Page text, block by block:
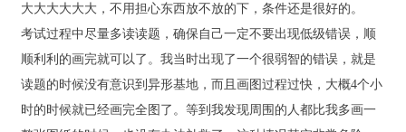
大大大大大大，不用担心东西放不放的下，条件还是很好的。
考试过程中尽量多读读题，确保自己一定不要出现低级错误，顺
顺利利的画完就可以了。我当时出现了一个很弱智的错误，就是
读题的时候没有意识到异形基地，而且画图过程过快，大概4个小
时的时候就已经画完全图了。等到我发现周围的人都比我多画一